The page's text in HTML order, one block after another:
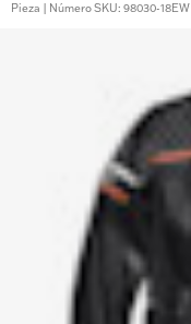
Pieza | Número SKU: 98030-18EW